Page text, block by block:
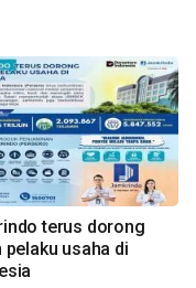
terus dorong
pelaku usaha di